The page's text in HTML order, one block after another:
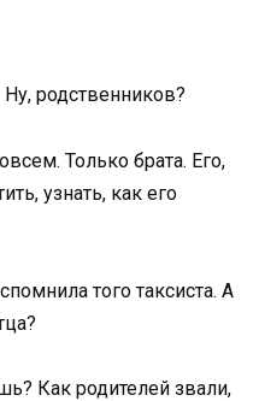
родственников?
Только брата. Его,
узнать, как его
того таксиста. А
Как родителей звали,